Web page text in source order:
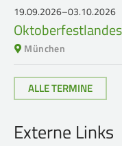
19.09.2026–03.10.2026
München
ALLE TERMINE
Externe Links
RWK
DAMEN
Damen im
Bezirkspokal
Frauen Ü40